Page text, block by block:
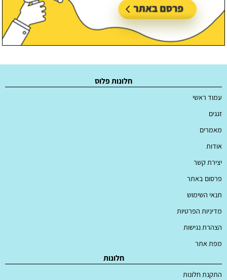
חלונות פלוס
עמוד ראשי
זגגים
מאמרים
אודות
יצירת קשר
פרסום באתר
תנאי השימוש
מדיניות הפרטיות
הצהרת נגישות
מפת אתר
חלונות
התקנת חלונות